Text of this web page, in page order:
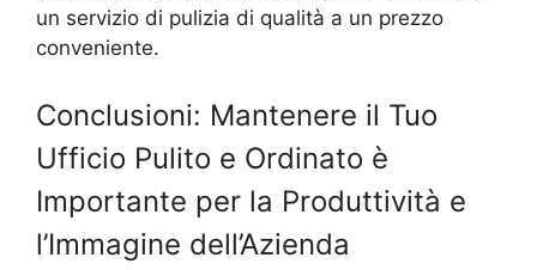
un servizio di pulizia di qualità a un prezzo
conveniente.
Conclusioni: Mantenere il Tuo
Ufficio Pulito e Ordinato è
Importante per la Produttività e
l’Immagine dell’Azienda